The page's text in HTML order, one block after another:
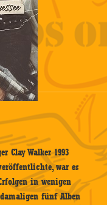
Clay Walker 1993
war es
in wenigen
fünf Alben